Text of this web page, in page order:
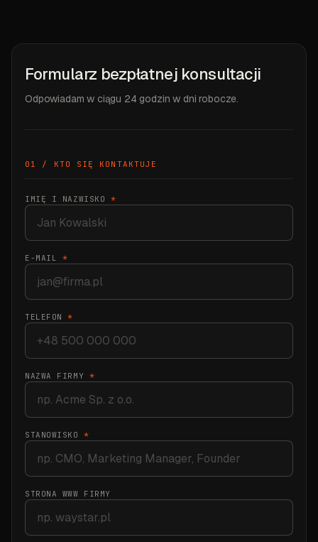
Formularz bezpłatnej konsultacji
Odpowiadam w ciągu 24 godzin w dni robocze.
01 / KTO SIĘ KONTAKTUJE
IMIĘ I NAZWISKO *
E-MAIL *
TELEFON*
NAZWA FIRMY *
STANOWISKO*
STRONA WWW FIRMY